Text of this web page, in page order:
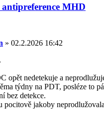
antipreference MHD
» 02.2.2026 16:42
opět nedetekuje a
týdny na PDT, posléze to
bez detekce.
pocitově jakoby